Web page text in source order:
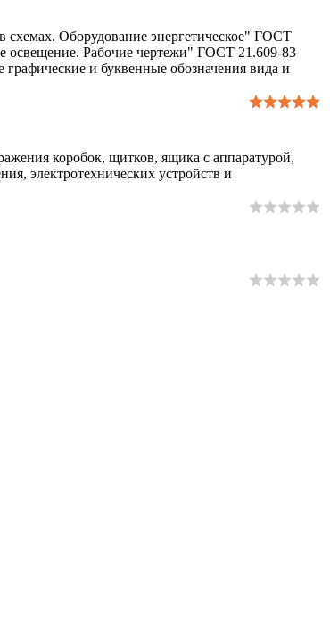
Оборудование энергетическое" ГОСТ
освещение. Рабочие чертежи" ГОСТ 21.609-83
и буквенные обозначения вида и
коробок, щитков, ящика с аппаратурой,
электротехнических устройств и